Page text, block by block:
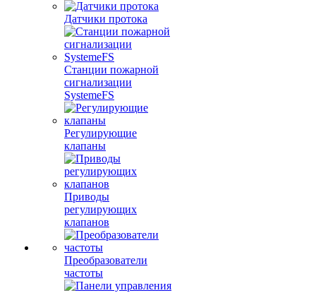
Датчики протока
Станции пожарной
сигнализации
SystemeFS
Регулирующие
клапаны
Приводы
регулирующих
клапанов
Преобразователи
частоты